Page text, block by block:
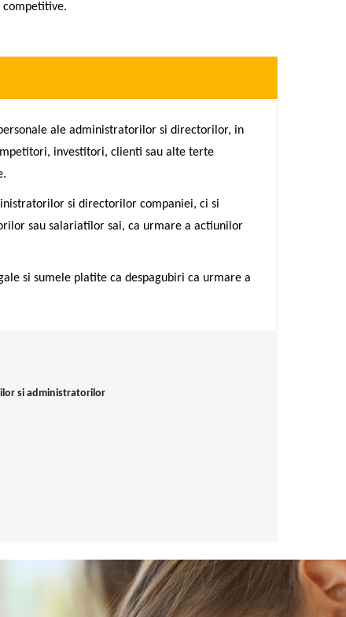
ale administratorilor si directorilor, in
investitori, clienti sau alte terte
si directorilor companiei, ci si
sau salariatilor sai, ca urmare a actiunilor
si sumele platite ca despagubiri ca urmare a
si administratorilor